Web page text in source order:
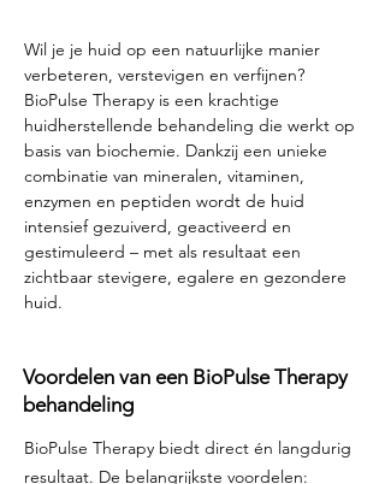
Wil je je huid op een natuurlijke manier
verbeteren, verstevigen en verfijnen?
BioPulse Therapy is een krachtige
huidherstellende behandeling die werkt op
basis van biochemie. Dankzij een unieke
combinatie van mineralen, vitaminen,
enzymen en peptiden wordt de huid
intensief gezuiverd, geactiveerd en
gestimuleerd – met als resultaat een
zichtbaar stevigere, egalere en gezondere
huid.
Voordelen van een BioPulse Therapy
behandeling
BioPulse Therapy biedt direct én langdurig
resultaat. De belangrijkste voordelen: